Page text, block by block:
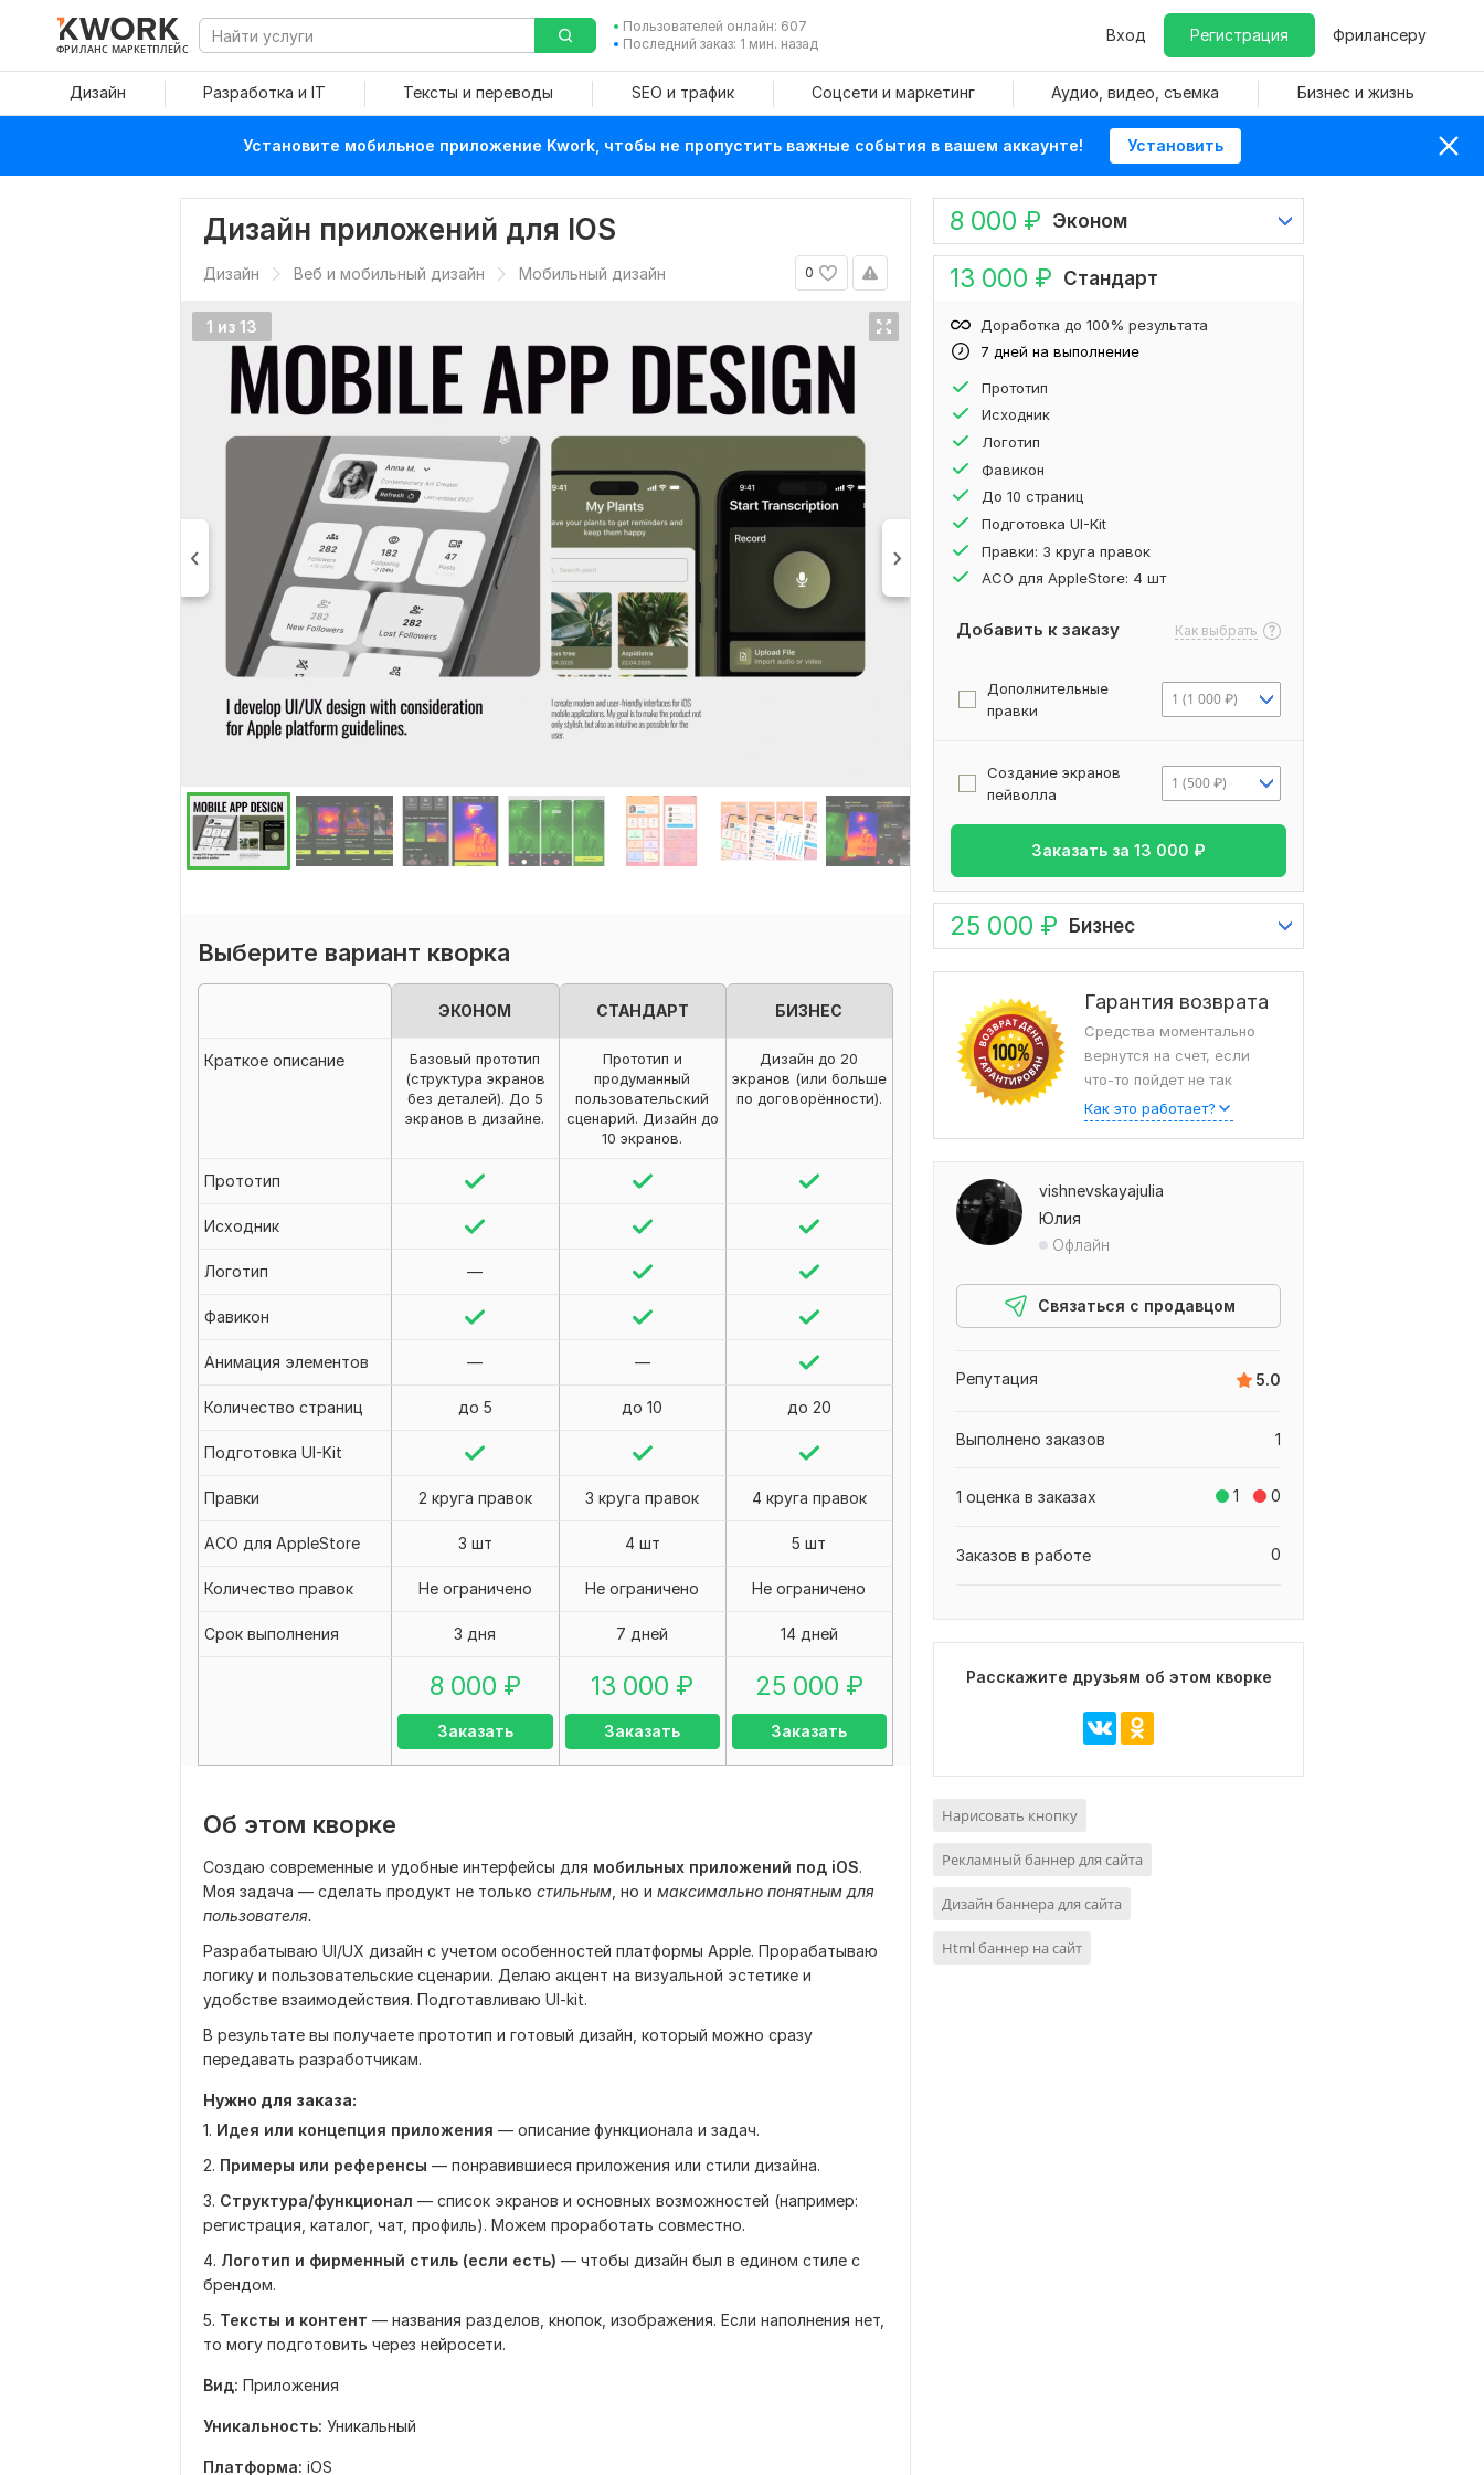
ФРИЛАНС МАРКЕТПЛЕЙС
Пользователей онлайн: 607
Последний заказ: 1 мин. назад
Вход Регистрация Фрилансеру
Дизайн Разработка и IT Тексты и переводы SEO и трафик Соцсети и маркетинг Аудио, видео, съемка Бизнес и жизнь
Установите мобильное приложение Kwork, чтобы не пропустить важные события в вашем аккаунте! Установить
Дизайн приложений для IOS
0
Дизайн Веб и мобильный дизайн Мобильный дизайн
1 из 13
Выберите вариант кворка
ЭКОНОМ СТАНДАРТ БИЗНЕС
Краткое описание
Базовый прототип
(структура экранов
без деталей). До 5
экранов в дизайне.
Прототип и
продуманный
пользовательский
сценарий. Дизайн до
10 экранов.
Дизайн до 20
экранов (или больше
по договорённости).
Прототип
Исходник
Логотип —
Фавикон
Анимация элементов — —
Количество страниц до 5 до 10 до 20
Подготовка UI-Kit
Правки 2 круга правок 3 круга правок 4 круга правок
АСО для AppleStore 3 шт 4 шт 5 шт
Количество правок Не ограничено Не ограничено Не ограничено
Срок выполнения 3 дня 7 дней 14 дней
8 000 ₽
Заказать
13 000 ₽
Заказать
25 000 ₽
Заказать
Об этом кворке
Создаю современные и удобные интерфейсы для мобильных приложений под iOS.
Моя задача — сделать продукт не только стильным , но и максимально понятным для
пользователя.
Разрабатываю UI/UX дизайн с учетом особенностей платформы Apple. Прорабатываю
логику и пользовательские сценарии. Делаю акцент на визуальной эстетике и
удобстве взаимодействия. Подготавливаю UI-kit.
В результате вы получаете прототип и готовый дизайн, который можно сразу
передавать разработчикам.
Нужно для заказа:
1. Идея или концепция приложения — описание функционала и задач.
2. Примеры или референсы — понравившиеся приложения или стили дизайна.
3. Структура/функционал — список экранов и основных возможностей (например:
регистрация, каталог, чат, профиль). Можем проработать совместно.
4. Логотип и фирменный стиль (если есть) — чтобы дизайн был в едином стиле с
брендом.
5. Тексты и контент — названия разделов, кнопок, изображения. Если наполнения нет,
то могу подготовить через нейросети.
Вид: Приложения
Уникальность: Уникальный
Платформа: iOS
8 000 ₽ Эконом
13 000 ₽ Стандарт
7 дней на выполнение
Доработка до 100% результата
Прототип
Исходник
Логотип
Фавикон
До 10 страниц
Подготовка UI-Kit
Правки: 3 круга правок
АСО для AppleStore: 4 шт
Добавить к заказу Как выбрать
Дополнительные
правки
1 (1 000 ₽)
Создание экранов
пейволла
1 (500 ₽)
Заказать за 13 000 ₽
25 000 ₽ Бизнес
Гарантия возврата
Средства моментально
вернутся на счет, если
что-то пойдет не так
Как это работает?
vishnevskayajulia
Юлия
Офлайн
Связаться с продавцом
5.0
Репутация
1
Выполнено заказов
1 0
1 оценка в заказах
0
Заказов в работе
Расскажите друзьям об этом кворке
Нарисовать кнопку
Рекламный баннер для сайта
Дизайн баннера для сайта
Html баннер на сайт